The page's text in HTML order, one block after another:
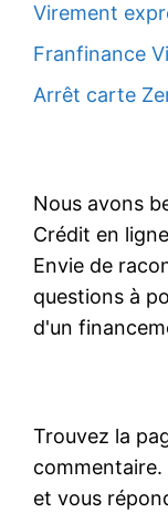
Virement
Franfinance
Arrêt carte
Nous avons
Crédit en
Envie de
questions à
d'un
Trouvez la
et vous